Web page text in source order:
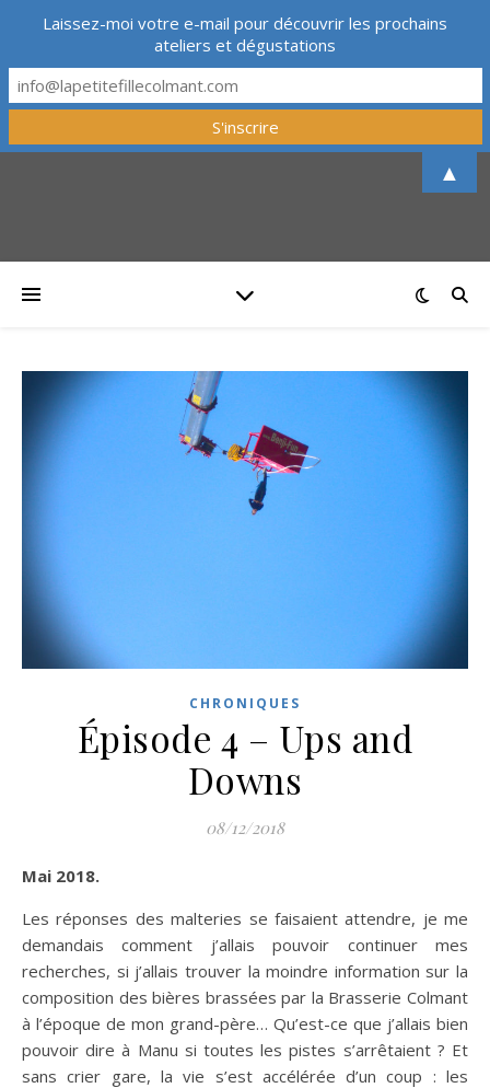
CHRONIQUES
Épisode 4 – Ups and
Downs
08/12/2018
Mai 2018.
Les réponses des malteries se faisaient attendre, je me
demandais comment j’allais pouvoir continuer mes
recherches, si j’allais trouver la moindre information sur la
composition des bières brassées par la Brasserie Colmant
à l’époque de mon grand-père… Qu’est-ce que j’allais bien
pouvoir dire à Manu si toutes les pistes s’arrêtaient ? Et
sans crier gare, la vie s’est accélérée d’un coup : les
Laissez-moi votre e-mail pour découvrir les prochains
ateliers et dégustations
▲